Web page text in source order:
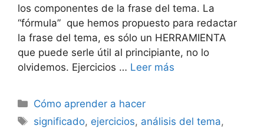
los componentes de la frase del tema. La
“fórmula” que hemos propuesto para redactar
la frase del tema, es sólo un HERRAMIENTA
que puede serle útil al principiante, no lo
olvidemos. Ejercicios … Leer más
Categorías
Cómo aprender a hacer
Etiquetas
significado, ejercicios, análisis del tema,